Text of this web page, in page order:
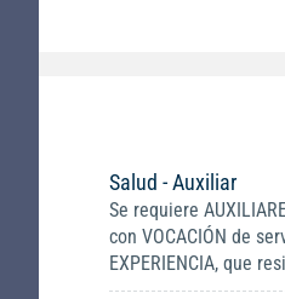
Salud - Auxiliar
Se requiere
con VOCACIÓN de
EXPERIENCIA, que